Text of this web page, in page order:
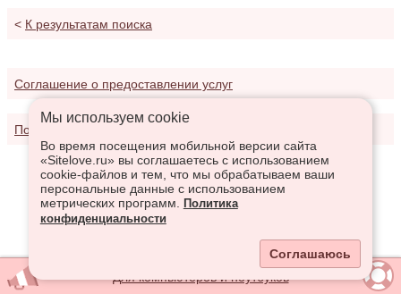
< К результатам поиска
Соглашение о предоставлении услуг
Политика конфиденциальности
Мы используем сookie
Во время посещения мобильной версии сайта
«Sitelove.ru» вы соглашаетесь с использованием
cookie-файлов и тем, что мы обрабатываем ваши
персональные данные с использованием
метрических программ.
Политика
конфиденциальности
Соглашаюсь
Для компьютеров и ноутбуков